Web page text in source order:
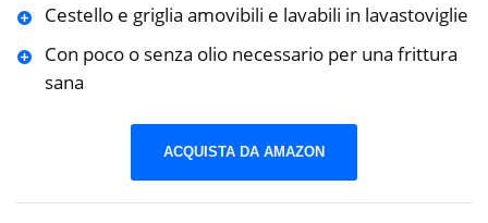
Cestello e griglia amovibili e lavabili in lavastoviglie
Con poco o senza olio necessario per una frittura
sana
ACQUISTA DA AMAZON